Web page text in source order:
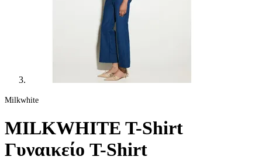
Milkwhite
MILKWHITE T-Shirt
Γυναικείο T-Shirt